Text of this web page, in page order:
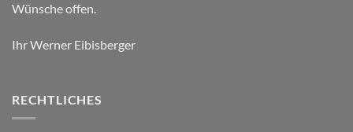
Wünsche offen.
Ihr Werner Eibisberger
RECHTLICHES